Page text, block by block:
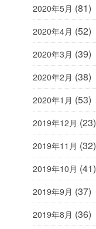
2020年5月 (81)
2020年4月 (52)
2020年3月 (39)
2020年2月 (38)
2020年1月 (53)
2019年12月 (23)
2019年11月 (32)
2019年10月 (41)
2019年9月 (37)
2019年8月 (36)